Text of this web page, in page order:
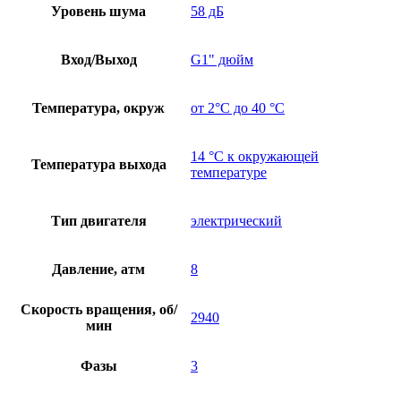
Уровень шума 58 дБ
Вход/Выход G1" дюйм
Температура, окруж от 2°C до 40 °C
Температура выхода
14 °C к окружающей
температуре
Тип двигателя электрический
Давление, атм 8
Скорость вращения, об/
мин
2940
Фазы 3